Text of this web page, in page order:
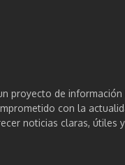
proyecto de información
con la
noticias claras, útiles y